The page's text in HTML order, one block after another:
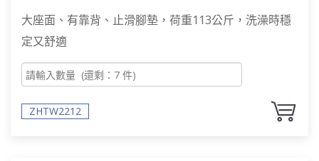
大座面、有靠背、止滑腳墊，荷重113公斤，洗澡時穩
定又舒適
ZHTW2212